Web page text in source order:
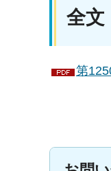
全文
第